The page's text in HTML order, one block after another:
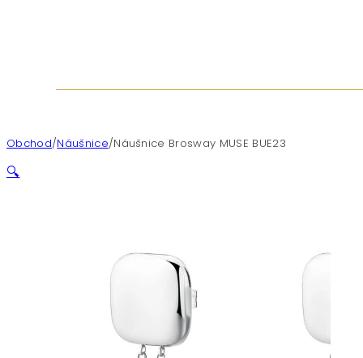
Obchod/Náušnice/Náušnice Brosway MUSE BUE23
🔍